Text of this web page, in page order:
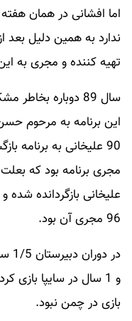
اما افشانی در همان هفته
ندارد به همین دلیل بعد
تهیه کننده و مجری به
سال 89 دوباره
این برنامه به مرحوم
مجری برنامه بود که
علیخانی بازگردانده شده
96 مجری آن بود.
و 1 سال در سایپا
بازی در چمن نبود.